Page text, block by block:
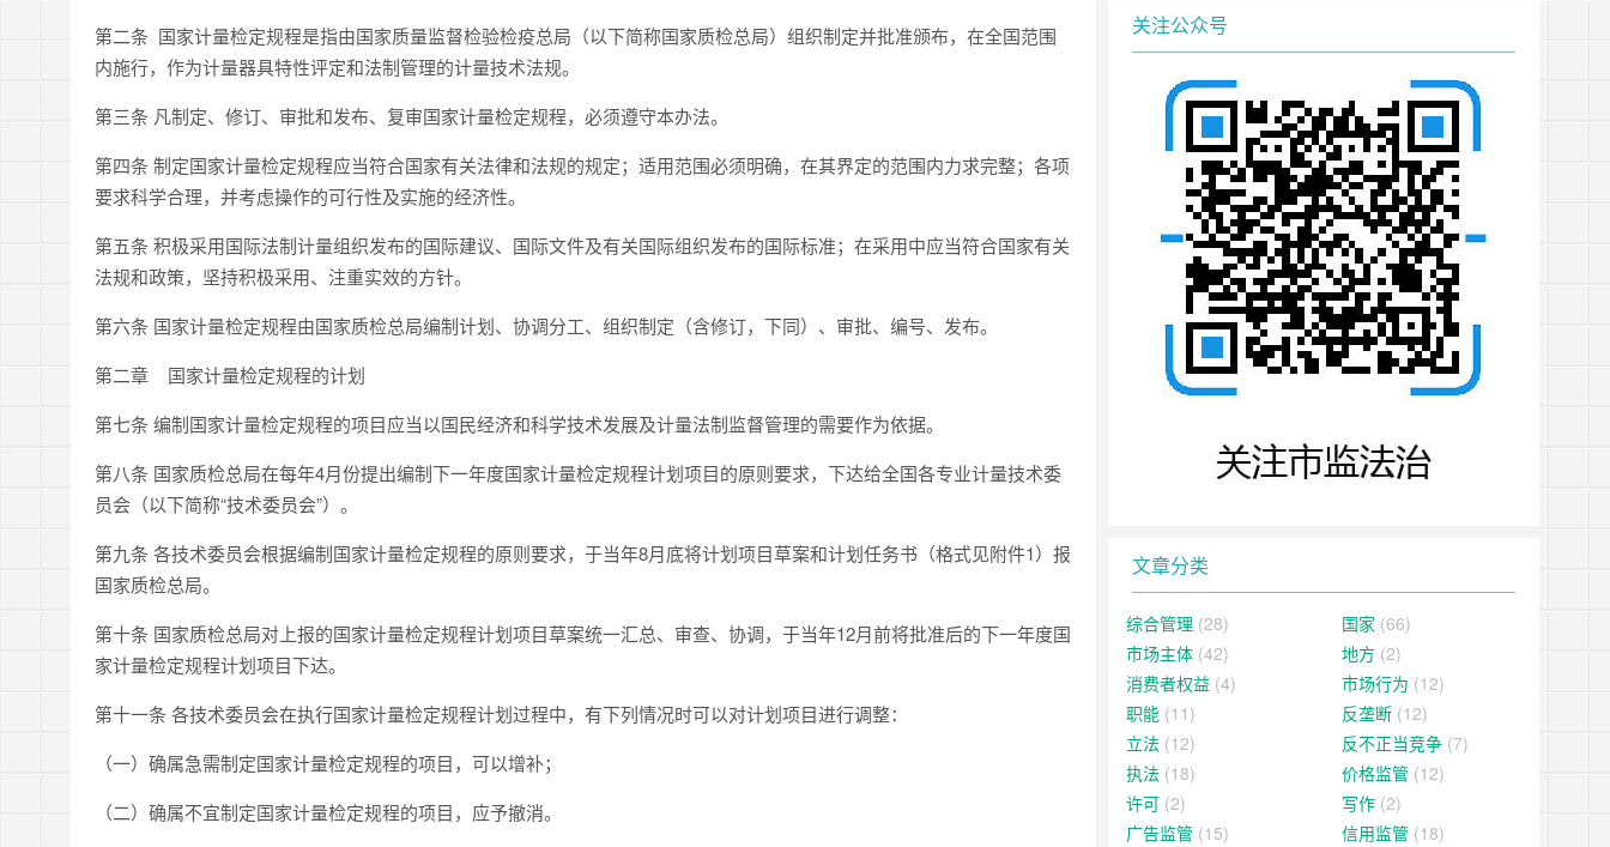
第二条 国家计量检定规程是指由国家质量监督检验检疫总局（以下简称国家质检总局）组织制定并批准颁布，在全国范围
内施行，作为计量器具特性评定和法制管理的计量技术法规。
第三条 凡制定、修订、审批和发布、复审国家计量检定规程，必须遵守本办法。
第四条 制定国家计量检定规程应当符合国家有关法律和法规的规定；适用范围必须明确，在其界定的范围内力求完整；各项
要求科学合理，并考虑操作的可行性及实施的经济性。
第五条 积极采用国际法制计量组织发布的国际建议、国际文件及有关国际组织发布的国际标准；在采用中应当符合国家有关
法规和政策，坚持积极采用、注重实效的方针。
第六条 国家计量检定规程由国家质检总局编制计划、协调分工、组织制定（含修订，下同）、审批、编号、发布。
第二章 国家计量检定规程的计划
第七条 编制国家计量检定规程的项目应当以国民经济和科学技术发展及计量法制监督管理的需要作为依据。
第八条 国家质检总局在每年4月份提出编制下一年度国家计量检定规程计划项目的原则要求，下达给全国各专业计量技术委
员会（以下简称“技术委员会”）。
第九条 各技术委员会根据编制国家计量检定规程的原则要求，于当年8月底将计划项目草案和计划任务书（格式见附件1）报
国家质检总局。
第十条 国家质检总局对上报的国家计量检定规程计划项目草案统一汇总、审查、协调，于当年12月前将批准后的下一年度国
家计量检定规程计划项目下达。
第十一条 各技术委员会在执行国家计量检定规程计划过程中，有下列情况时可以对计划项目进行调整：
（一）确属急需制定国家计量检定规程的项目，可以增补；
（二）确属不宜制定国家计量检定规程的项目，应予撤消。
关注公众号
文章分类
综合管理 (28) 国家 (66)
市场主体 (42) 地方 (2)
消费者权益 (4) 市场行为 (12)
职能 (11) 反垄断 (12)
立法 (12) 反不正当竞争 (7)
执法 (18) 价格监管 (12)
许可 (2) 写作 (2)
广告监管 (15) 信用监管 (18)